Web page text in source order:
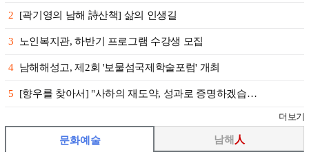
2 [곽기영의 남해 詩산책] 삶의 인생길
3 노인복지관, 하반기 프로그램 수강생 모집
4 남해해성고, 제2회 '보물섬국제학술포럼' 개최
5 [향우를 찾아서] "사하의 재도약, 성과로 증명하겠습…
더보기
문화예술 남해 人